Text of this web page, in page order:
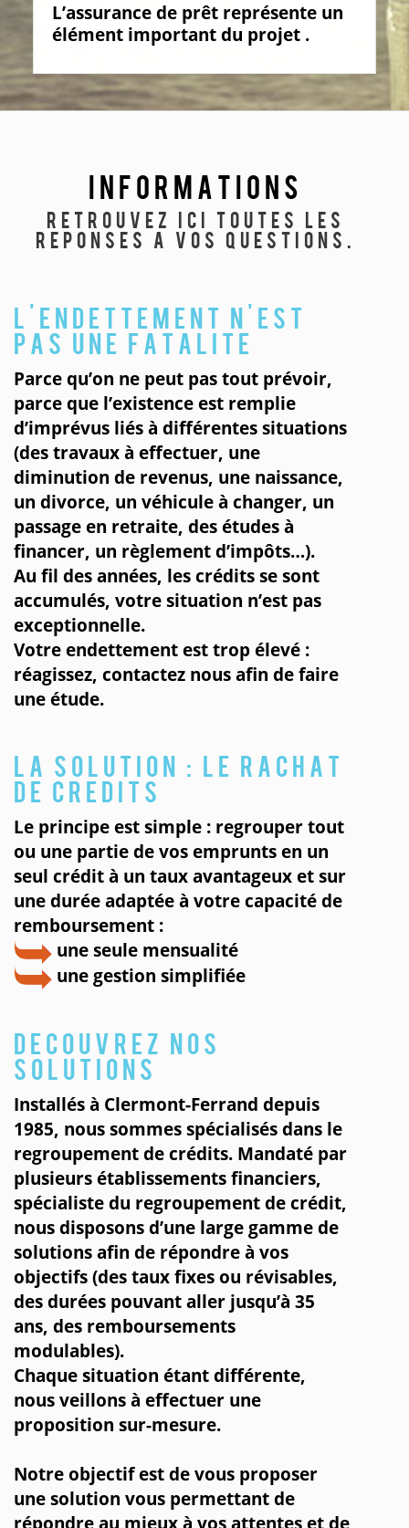
L’assurance de prêt représente un
élément important du projet .
Informations
Retrouvez ici toutes les
reponses a vos questions.
L’endettement n’est
pas une fatalite
Parce qu’on ne peut pas tout prévoir,
parce que l’existence est remplie
d’imprévus liés à différentes situations
(des travaux à effectuer, une
diminution de revenus, une naissance,
un divorce, un véhicule à changer, un
passage en retraite, des études à
financer, un règlement d’impôts…).
Au fil des années, les crédits se sont
accumulés, votre situation n’est pas
exceptionnelle.
Votre endettement est trop élevé :
réagissez, contactez nous afin de faire
une étude.
La solution : le rachat
de credits
Le principe est simple : regrouper tout
ou une partie de vos emprunts en un
seul crédit à un taux avantageux et sur
une durée adaptée à votre capacité de
remboursement :
une seule mensualité
une gestion simplifiée
Decouvrez nos
solutions
Installés à Clermont-Ferrand depuis
1985, nous sommes spécialisés dans le
regroupement de crédits. Mandaté par
plusieurs établissements financiers,
spécialiste du regroupement de crédit,
nous disposons d’une large gamme de
solutions afin de répondre à vos
objectifs (des taux fixes ou révisables,
des durées pouvant aller jusqu’à 35
ans, des remboursements
modulables).
Chaque situation étant différente,
nous veillons à effectuer une
proposition sur-mesure.
Notre objectif est de vous proposer
une solution vous permettant de